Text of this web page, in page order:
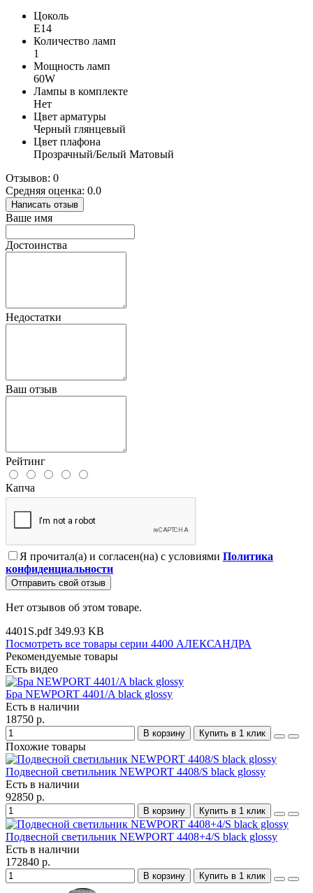
Цоколь
E14
Количество ламп
1
Мощность ламп
60W
Лампы в комплекте
Нет
Цвет арматуры
Черный глянцевый
Цвет плафона
Прозрачный/Белый Матовый
Отзывов: 0
Средняя оценка: 0.0
Написать отзыв
Ваше имя
Достоинства
Недостатки
Ваш отзыв
Рейтинг
Капча
Я прочитал(а) и согласен(на) с условиями Политика
конфиденциальности
Отправить свой отзыв
Нет отзывов об этом товаре.
4401S.pdf 349.93 KB
Посмотреть все товары серии 4400 АЛЕКСАНДРА
Рекомендуемые товары
Есть видео
Бра NEWPORT 4401/A black glossy
Есть в наличии
18750 р.
В корзину Купить в 1 клик
Похожие товары
Подвесной светильник NEWPORT 4408/S black glossy
Есть в наличии
92850 р.
В корзину Купить в 1 клик
Подвесной светильник NEWPORT 4408+4/S black glossy
Есть в наличии
172840 р.
В корзину Купить в 1 клик